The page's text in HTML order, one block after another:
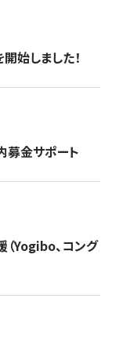
始しました！
金サポート
Yogibo、コング